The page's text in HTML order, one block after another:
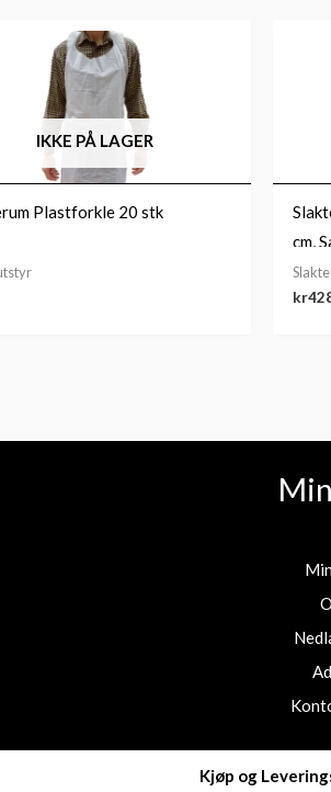
IKKE PÅ LAGER
Plastforkle 20 stk
cm,
kr
Kjøp og